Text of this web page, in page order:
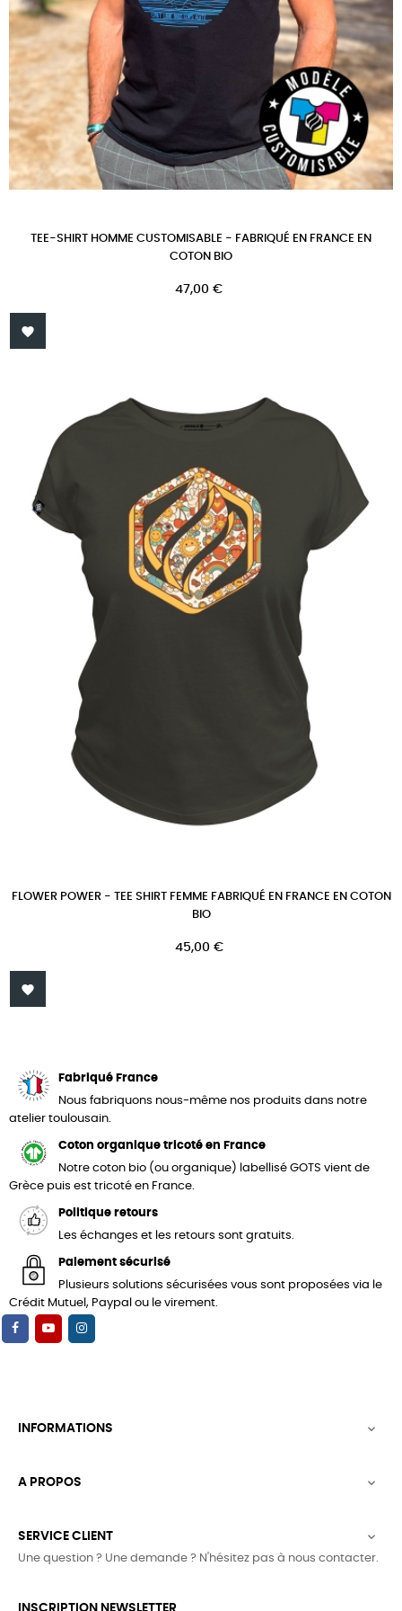
TEE-SHIRT HOMME CUSTOMISABLE - FABRIQUÉ EN FRANCE EN
COTON BIO
Prix
47,00 €

FLOWER POWER - TEE SHIRT FEMME FABRIQUÉ EN FRANCE EN COTON
BIO
Prix
45,00 €

Fabriqué France
Nous fabriquons nous-même nos produits dans notre
atelier toulousain.
Coton organique tricoté en France
Notre coton bio (ou organique) labellisé GOTS vient de
Grèce puis est tricoté en France.
Politique retours
Les échanges et les retours sont gratuits.
Paiement sécurisé
Plusieurs solutions sécurisées vous sont proposées via le
Crédit Mutuel, Paypal ou le virement.
INFORMATIONS 
A PROPOS 
SERVICE CLIENT 
Une question ? Une demande ? N'hésitez pas à nous contacter.
INSCRIPTION NEWSLETTER